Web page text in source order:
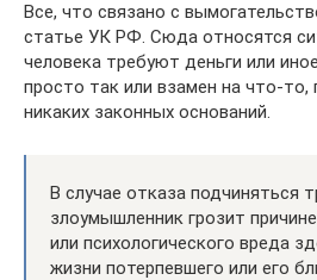
Все, что связано с
статье УК РФ. Сюда относятся
человека требуют деньги или
просто так или взамен на что-то,
никаких законных оснований.
В случае отказа подчиняться
злоумышленник грозит
или психологического вреда
жизни потерпевшего или его